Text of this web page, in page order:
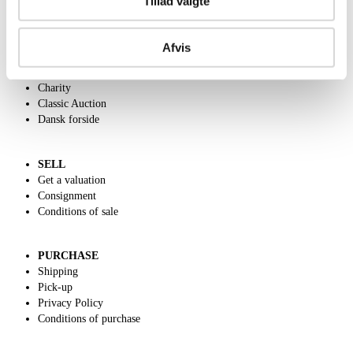
Afvis
Charity
Classic Auction
Dansk forside
SELL
Get a valuation
Consignment
Conditions of sale
PURCHASE
Shipping
Pick-up
Privacy Policy
Conditions of purchase